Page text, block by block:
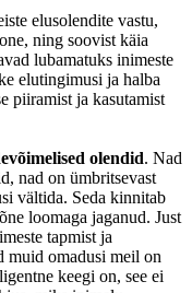
elusolendite vastu,
ning soovist käia
lubamatuks inimeste
elutingimusi ja halba
piiramist ja kasutamist
olendid. Nad
nad on ümbritsevast
vältida. Seda kinnitab
loomaga jaganud. Just
tapmist ja
muid omadusi meil on
keegi on, see ei